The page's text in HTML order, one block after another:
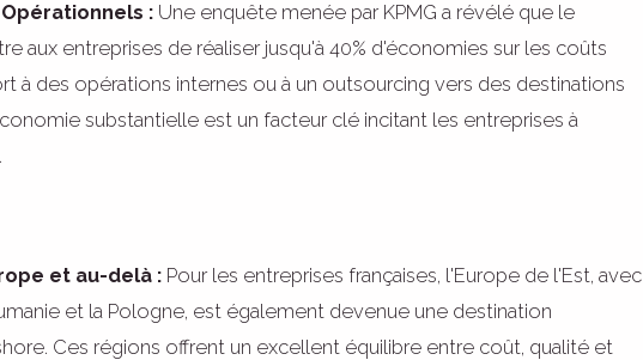
: Une enquête menée par KPMG a révélé que le
aux entreprises de réaliser jusqu'à 40% d'économies sur les coûts
à des opérations internes ou à un outsourcing vers des destinations
substantielle est un facteur clé incitant les entreprises à
et au-delà : Pour les entreprises françaises, l'Europe de l'Est, avec
et la Pologne, est également devenue une destination
Ces régions offrent un excellent équilibre entre coût, qualité et